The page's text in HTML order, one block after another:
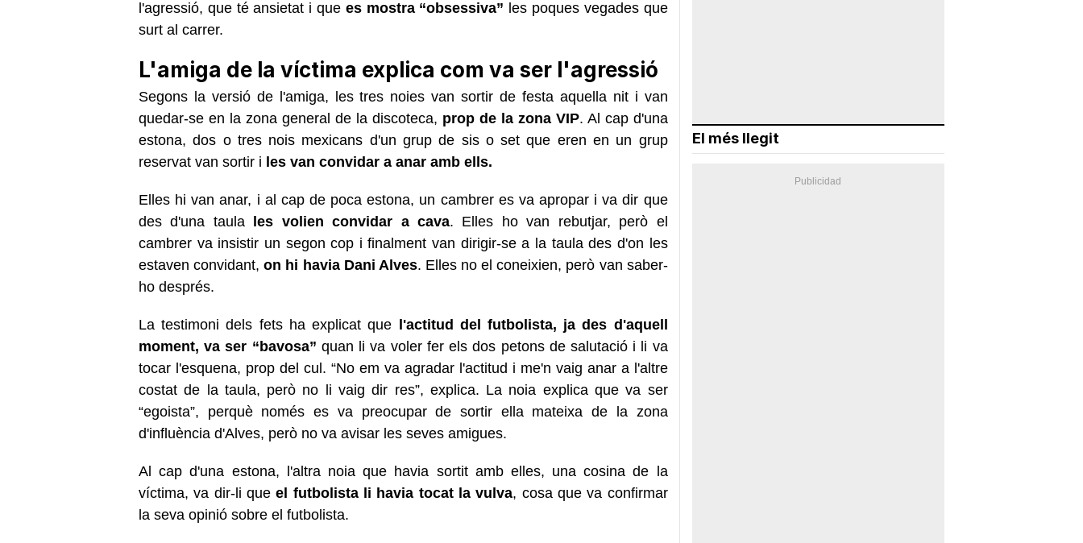
l'agressió, que té ansietat i que es mostra “obsessiva” les poques vegades que
surt al carrer.
L'amiga de la víctima explica com va ser l'agressió
Segons la versió de l'amiga, les tres noies van sortir de festa aquella nit i van
quedar-se en la zona general de la discoteca, prop de la zona VIP. Al cap d'una
estona, dos o tres nois mexicans d'un grup de sis o set que eren en un grup
reservat van sortir i les van convidar a anar amb ells.
Elles hi van anar, i al cap de poca estona, un cambrer es va apropar i va dir que
des d'una taula les volien convidar a cava. Elles ho van rebutjar, però el
cambrer va insistir un segon cop i finalment van dirigir-se a la taula des d'on les
estaven convidant,on hi havia Dani Alves. Elles no el coneixien, però van saber-
ho després.
La testimoni dels fets ha explicat que l'actitud del futbolista, ja des d'aquell
moment, va ser “bavosa” quan li va voler fer els dos petons de salutació i li va
tocar l'esquena, prop del cul. “No em va agradar l'actitud i me'n vaig anar a l'altre
costat de la taula, però no li vaig dir res”, explica. La noia explica que va ser
“egoista”, perquè només es va preocupar de sortir ella mateixa de la zona
d'influència d'Alves, però no va avisar les seves amigues.
Al cap d'una estona, l'altra noia que havia sortit amb elles, una cosina de la
víctima, va dir-li queel futbolista li havia tocat la vulva, cosa que va confirmar
la seva opinió sobre el futbolista.
El més llegit